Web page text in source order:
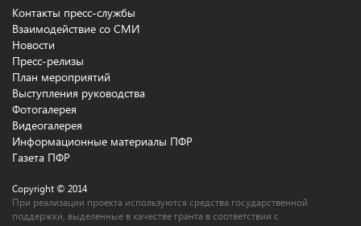
Контакты пресс-службы
Взаимодействие со СМИ
Новости
Пресс-релизы
План мероприятий
Выступления руководства
Фотогалерея
Видеогалерея
Информационные материалы ПФР
Газета ПФР
Copyright © 2014
При реализации проекта используются средства государственной
поддержки, выделенные в качестве гранта в соответствии c